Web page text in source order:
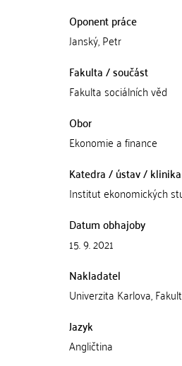
Oponent práce
Janský, Petr
Fakulta / součást
Fakulta sociálních věd
Obor
Ekonomie a finance
Katedra / ústav / klinika
Institut ekonomických
Datum obhajoby
15. 9. 2021
Nakladatel
Univerzita Karlova,
Jazyk
Angličtina